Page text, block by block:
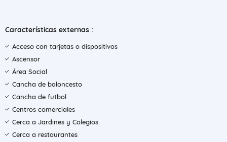
Características externas :
Acceso con tarjetas o dispositivos
Ascensor
Área Social
Cancha de baloncesto
Cancha de futbol
Centros comerciales
Cerca a Jardines y Colegios
Cerca a restaurantes